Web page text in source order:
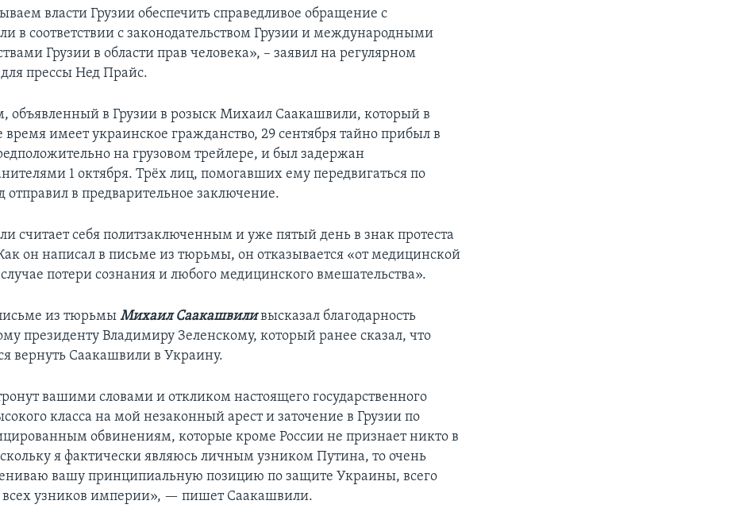
власти Грузии обеспечить справедливое обращение с
в соответствии с законодательством Грузии и международными
Грузии в области прав человека», – заявил на регулярном
прессы Нед Прайс.
объявленный в Грузии в розыск Михаил Саакашвили, который в
время имеет украинское гражданство, 29 сентября тайно прибыл в
на грузовом трейлере, и был задержан
1 октября. Трёх лиц, помогавших ему передвигаться по
отправил в предварительное заключение.
считает себя политзаключенным и уже пятый день в знак протеста
он написал в письме из тюрьмы, он отказывается «от медицинской
потери сознания и любого медицинского вмешательства».
из тюрьмыМихаил Саакашвиливысказал благодарность
президенту Владимиру Зеленскому, который ранее сказал, что
вернуть Саакашвили в Украину.
вашими словами и откликом настоящего государственного
класса на мой незаконный арест и заточение в Грузии по
обвинениям, которые кроме России не признает никто в
я фактически являюсь личным узником Путина, то очень
вашу принципиальную позицию по защите Украины, всего
всех узников империи», — пишет Саакашвили.